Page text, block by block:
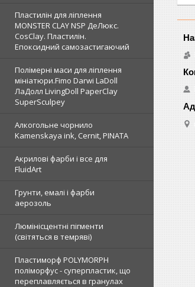
Пластилін для ліплення
MONSTER CLAY NSP ДеЛюкс.
CosClay. Пластилін.
Епоксидний самозастигаючий
Полімерні маси для ліплення
мініатюри.Fimo Darwi LaDoll
ЛаДолл LivingDoll PaperClay
SuperSculpey
Алкогольне чорнило
Kamenskaya ink, Cernit, PINATA
Акрилові фарби і все для
FluidArt
Грунти, емалі і фарби
аерозоль
Люмінісцентні пігменти
(світяться в темряві)
Пластиморф POLYMORPH
поліморфус - суперпластик, що
переплавляється в гранулах